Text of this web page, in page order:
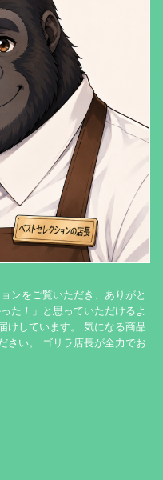
ンをご覧いただき、ありがと
た！」と思っていただけるよ
けしています。 気になる商品
さい。 ゴリラ店長が全力でお